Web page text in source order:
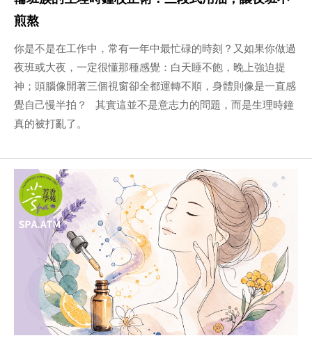
煎熬
你是不是在工作中，常有一年中最忙碌的時刻？又如果你做過
夜班或大夜，一定很懂那種感覺：白天睡不飽，晚上強迫提
神；頭腦像開著三個視窗卻全都運轉不順，身體則像是一直感
覺自己慢半拍？ 其實這並不是意志力的問題，而是生理時鐘
真的被打亂了。